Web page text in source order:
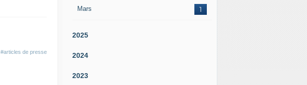
#articles de presse
Mars 1
2025
2024
2023